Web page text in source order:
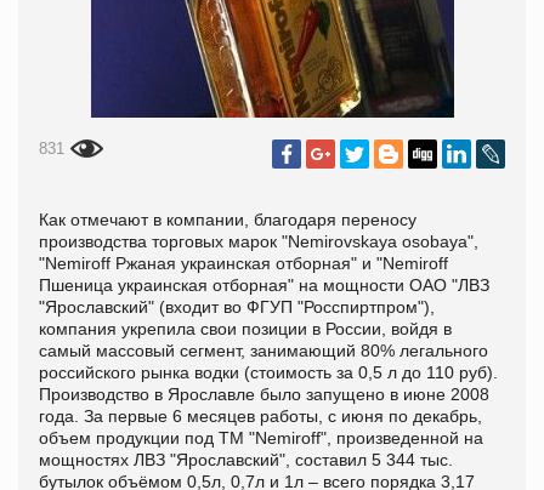
831
Как отмечают в компании, благодаря переносу
производства торговых марок "Nemirovskaya osobaya",
"Nemiroff Ржаная украинская отборная" и "Nemiroff
Пшеница украинская отборная" на мощности ОАО "ЛВЗ
"Ярославский" (входит во ФГУП "Росспиртпром"),
компания укрепила свои позиции в России, войдя в
самый массовый сегмент, занимающий 80% легального
российского рынка водки (стоимость за 0,5 л до 110 руб).
Производство в Ярославле было запущено в июне 2008
года. За первые 6 месяцев работы, с июня по декабрь,
объем продукции под ТМ "Nemiroff", произведенной на
мощностях ЛВЗ "Ярославский", составил 5 344 тыс.
бутылок объёмом 0,5л, 0,7л и 1л – всего порядка 3,17